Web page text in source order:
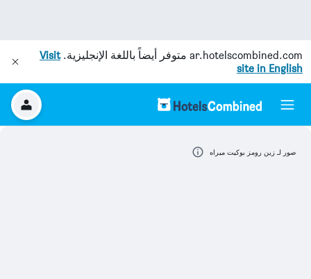
ar.hotelscombined.com متوفر أيضاً باللغة الإنجليزية.Visit
site in English
صور لـ زين رومز بوكيت ميراه